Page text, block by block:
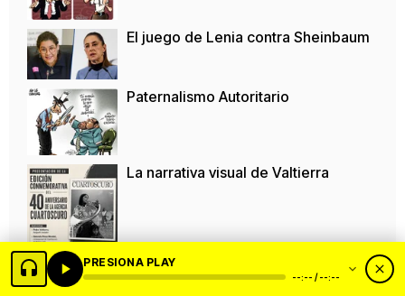
El juego de Lenia contra Sheinbaum
Paternalismo Autoritario
La narrativa visual de Valtierra
PRESIONA PLAY
--:-- / --:--